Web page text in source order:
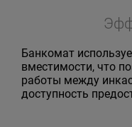
Банкомат
вместимости, что
работы между
доступность